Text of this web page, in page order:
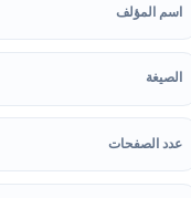
اسم المؤلف
الصيغة
عدد الصفحات